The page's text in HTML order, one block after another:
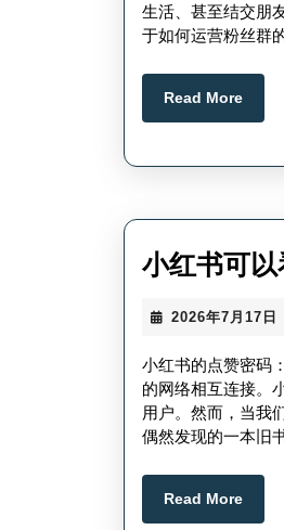
生活、甚至结交朋
于如何运营粉丝群
Read MoreRead
More
小红书可
2026年7月17日
月
小红书的点赞密码
的网络相互连接。
用户。然而，当我
偶然发现的一本旧
Read MoreRead
More